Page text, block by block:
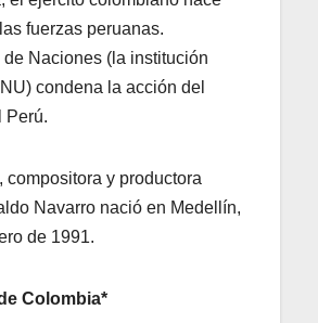
fuerzas peruanas.
de Naciones (la institución
condena la acción del
Perú.
compositora y productora
Navarro nació en Medellín,
de 1991.
Colombia*